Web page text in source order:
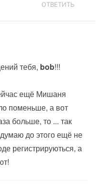
ОТВЕТИТЬ
тебя, bob!!!
ещё Мишаня
поменьше, а вот
больше, то ... так
до этого ещё не
регистрируються, а